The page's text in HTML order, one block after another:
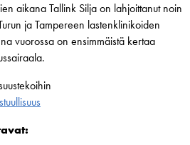
aikana Tallink Silja on lahjoittanut noin
ja Tampereen lastenklinikoiden
vuorossa on ensimmäistä kertaa